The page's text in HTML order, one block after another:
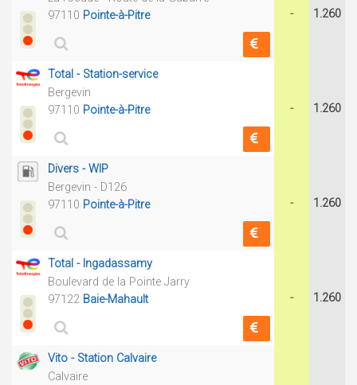
97110 Pointe-à-Pitre - 1.260
Total - Station-service
Bergevin
97110 Pointe-à-Pitre - 1.260
Divers - WIP
Bergevin - D126
97110 Pointe-à-Pitre - 1.260
Total - Ingadassamy
Boulevard de la Pointe Jarry
97122 Baie-Mahault - 1.260
Vito - Station Calvaire
Calvaire